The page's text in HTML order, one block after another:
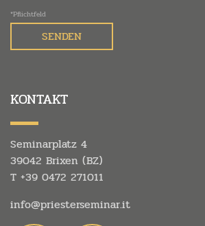
*Pflichtfeld
KONTAKT
Seminarplatz 4
39042 Brixen (BZ)
T +39 0472 271011
info@priesterseminar.it